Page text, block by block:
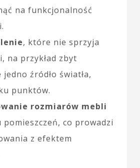
na funkcjonalność
, które nie sprzyja
na przykład zbyt
źródło światła,
punktów.
rozmiarów mebli
co prowadzi
z efektem